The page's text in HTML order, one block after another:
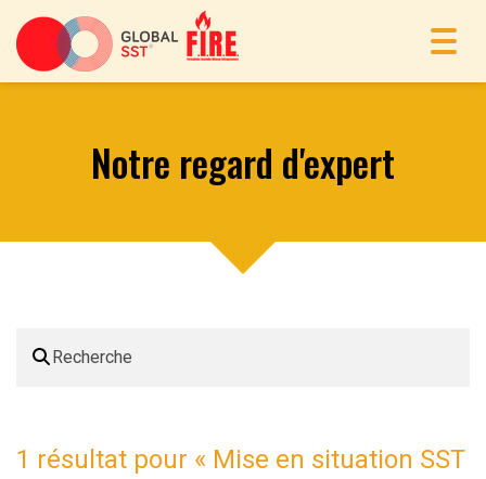
Notre regard d'expert
1 résultat pour « Mise en situation SST